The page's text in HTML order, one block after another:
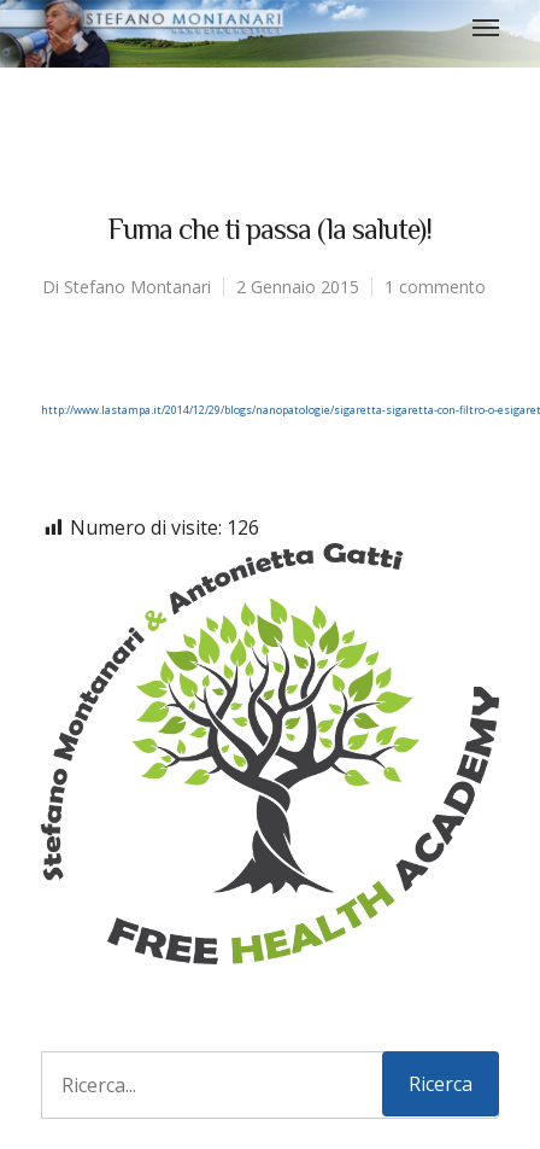
Fuma che ti passa (la salute)!
Di Stefano Montanari 2 Gennaio 2015 1 commento
http://www.lastampa.it/2014/12/29/blogs/nanopatologie/sigaretta-sigaretta-con-filtro-o-
Numero di visite: 126